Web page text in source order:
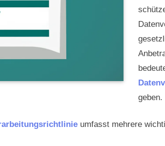
geben.
umfasst mehrere